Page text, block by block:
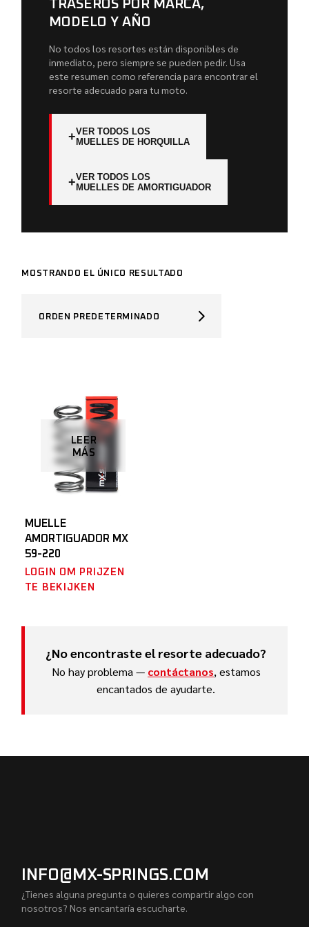
TRASEROS POR MARCA,
MODELO Y AÑO
No todos los resortes están disponibles de
inmediato, pero siempre se pueden pedir. Usa
este resumen como referencia para encontrar el
resorte adecuado para tu moto.
+VER TODOS LOS
MUELLES DE HORQUILLA
+VER TODOS LOS
MUELLES DE AMORTIGUADOR
MOSTRANDO EL ÚNICO RESULTADO
ORDEN PREDETERMINADO
LEER
MÁS
MUELLE
AMORTIGUADOR MX
59-220
LOGIN OM PRIJZEN
TE BEKIJKEN
¿No encontraste el resorte adecuado?
No hay problema — contáctanos, estamos
encantados de ayudarte.
INFO@MX-SPRINGS.COM
¿Tienes alguna pregunta o quieres compartir algo con
nosotros? Nos encantaría escucharte.